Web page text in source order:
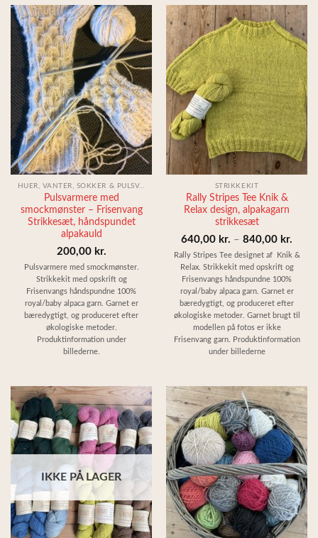
HUER, VANTER, SOKKER & PULSVARMERE - STRIKKEKIT
Pulsvarmere med
smockmønster – Frisenvang
Strikkesæt, håndspundet
alpakauld
200,00 kr.
Pulsvarmere med smockmønster.
Strikkekit med opskrift og
Frisenvangs håndspundne 100%
royal/baby alpaca garn. Garnet er
bæredygtigt, og produceret efter
økologiske metoder.
Produktinformation under
billederne.
STRIKKEKIT
Rally Stripes Tee Knik &
Relax design, alpakagarn
strikkesæt
640,00 kr. – 840,00 kr.
til
Rally Stripes Tee designet af Knik &
Relax. Strikkekit med opskrift og
Frisenvangs håndspundne 100%
royal/baby alpaca garn. Garnet er
bæredygtigt, og produceret efter
økologiske metoder. Garnet brugt til
modellen på fotos er ikke
Frisenvang garn. Produktinformation
under billederne
IKKE PÅ LAGER